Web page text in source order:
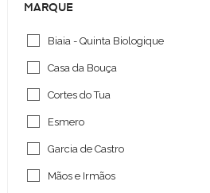
MARQUE
Biaia - Quinta Biologique
Casa da Bouça
Cortes do Tua
Esmero
Garcia de Castro
Mãos e Irmãos